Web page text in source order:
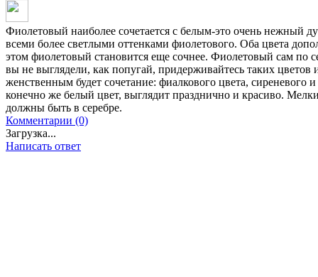
Фиолетовый наиболее сочетается с белым-это очень нежный
всеми более светлыми оттенками фиолетового. Оба цвета
этом фиолетовый становится еще сочнее. Фиолетовый сам по
вы не выглядели, как попугай, придерживайтесь таких
женственным будет сочетание: фиалкового цвета, сиреневого
конечно же белый цвет, выглядит празднично и красиво.
должны быть в серебре.
Комментарии (0)
Загрузка...
Написать ответ